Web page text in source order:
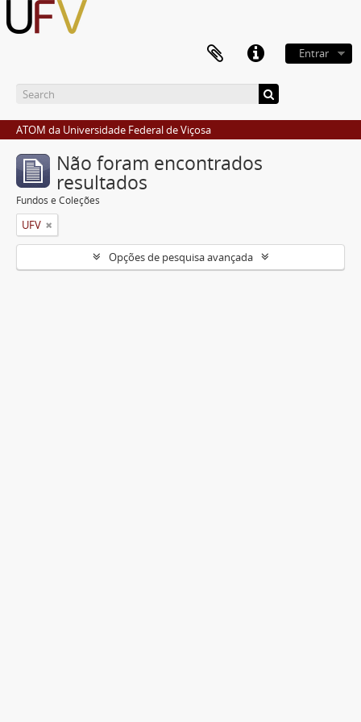
Entrar
ATOM da Universidade Federal de Viçosa
Não foram encontrados
resultados
Fundos e Coleções
UFV
Opções de pesquisa avançada